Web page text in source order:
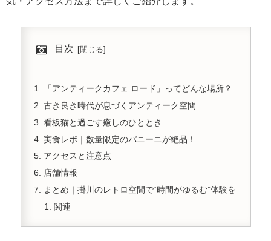
目次
「アンティークカフェ ロード」ってどんな場所？
古き良き時代が息づくアンティーク空間
看板猫と過ごす癒しのひととき
実食レポ｜数量限定のパニーニが絶品！
アクセスと注意点
店舗情報
まとめ｜掛川のレトロ空間で“時間がゆるむ”体験を
関連